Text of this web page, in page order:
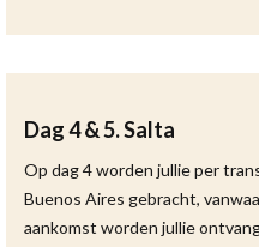
Dag 4 & 5. Salta
Op dag 4 worden jullie per
Buenos Aires gebracht,
aankomst worden jullie